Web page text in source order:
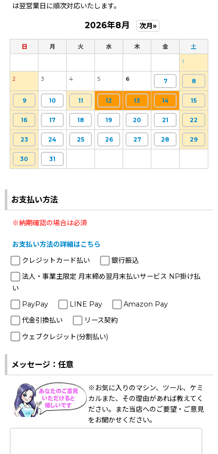
は翌営業日に順次対応いたします。
2026年8月 次月»
日 月 火 水 木 金 土
1
2 3 4 5 6 7 8
9 10 11 12 13 14 15
16 17 18 19 20 21 22
23 24 25 26 27 28 29
30 31
お支払い方法
※納期確認の場合は必須
お支払い方法の詳細はこちら
クレジットカード払い
銀行振込
法人・事業主限定 月末締め翌月末払いサービス NP掛け払
い
PayPay
LINE Pay
Amazon Pay
代金引換払い
リース契約
ウェブクレジット(分割払い)
メッセージ：任意
※お気に入りのマシン、ツール、ケミ
カルまた、その理由があれば教えてく
ださい。また当店へのご要望・ご意見
をお聞かせください。